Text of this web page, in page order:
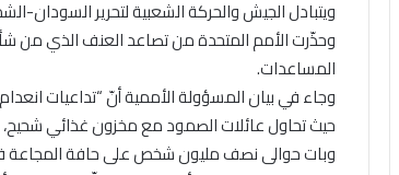
ويتبادل الجيش والحركة الشعبية لتحرير
وحذّرت الأمم المتحدة من تصاعد العنف الذي من
المساعدات.
وجاء في بيان المسؤولة الأممية أنّ “تداعيات
حيث تحاول عائلات الصمود مع مخزون غذائي
وبات حوالى نصف مليون شخص على حافة المجاعة